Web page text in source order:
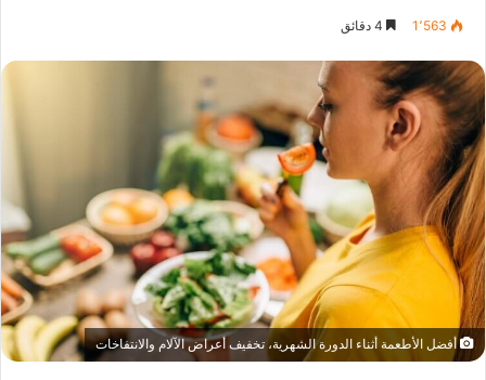
1٬563
أفضل الأطعمة أثناء الدورة الشهرية، تخفيف أعراض الآلام والانتفاخات